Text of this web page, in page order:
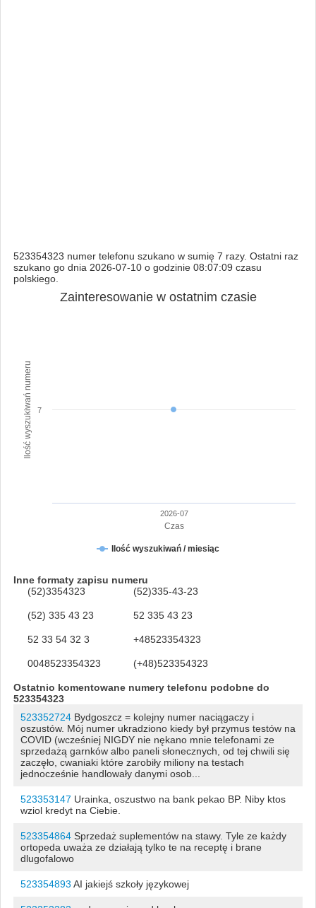
523354323 numer telefonu szukano w sumię 7 razy. Ostatni raz
szukano go dnia 2026-07-10 o godzinie 08:07:09 czasu
polskiego.
Czas
Ilość wyszukiwań numeru
Zainteresowanie w ostatnim czasie
Ilość wyszukiwań / miesiąc
2026-07
7
Inne formaty zapisu numeru
(52)3354323
(52)335-43-23
(52) 335 43 23 52 335 43 23
52 33 54 32 3 +48523354323
0048523354323 (+48)523354323
Ostatnio komentowane numery telefonu podobne do
523354323
523352724Bydgoszcz = kolejny numer naciągaczy i
oszustów. Mój numer ukradziono kiedy był przymus testów na
COVID (wcześniej NIGDY nie nękano mnie telefonami ze
sprzedażą garnków albo paneli słonecznych, od tej chwili się
zaczęło, cwaniaki które zarobiły miliony na testach
jednocześnie handlowały danymi osob...
523353147 Urainka, oszustwo na bank pekao BP. Niby ktos
wziol kredyt na Ciebie.
523354864Sprzedaż suplementów na stawy. Tyle ze każdy
ortopeda uważa ze działają tylko te na receptę i brane
dlugofalowo
523354893 AI jakiejś szkoły językowej